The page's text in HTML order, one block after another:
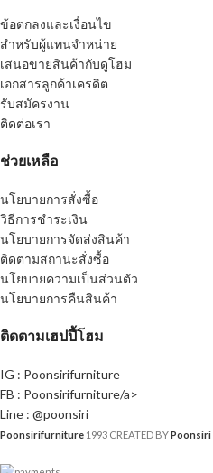
ข้อตกลงและเงื่อนไข
สำหรับผู้แทนจำหน่าย
เสนอขายสินค้ากับดูโฮม
เอกสารลูกค้าเครดิต
รับสมัครงาน
ติดต่อเรา
ช่วยเหลือ
นโยบายการสั่งซื้อ
วิธีการชำระเงิน
นโยบายการจัดส่งสินค้า
ติดตามสถานะสั่งซื้อ
นโยบายความเป็นส่วนตัว
นโยบายการคืนสินค้า
ติดตามเฮปปี้โฮม
IG : Poonsirifurniture
FB : Poonsirifurniture/a>
Line : @poonsiri
Poonsirifurniture 1993 CREATED BYPoonsiri